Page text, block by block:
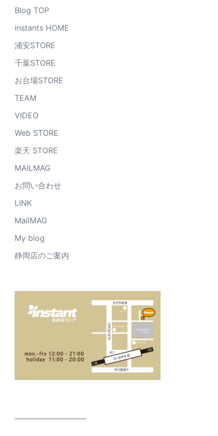
Blog TOP
instants HOME
浦安STORE
千葉STORE
お台場STORE
TEAM
VIDEO
Web STORE
楽天 STORE
MAILMAG
お問い合わせ
LINK
MailMAG
My blog
静岡店のご案内